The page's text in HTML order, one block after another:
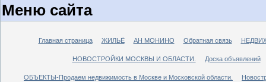
Меню сайта
Главная страница ЖИЛЬЁ АН МОНИНО Обратная связь
НОВОСТРОЙКИ МОСКВЫ И ОБЛАСТИ. Доска объявлений
ОБЪЕКТЫ-Продаем недвижимость в Москве и Московской области.